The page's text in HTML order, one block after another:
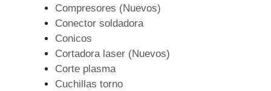
Compresores (Nuevos)
Conector soldadora
Conicos
Cortadora laser (Nuevos)
Corte plasma
Cuchillas torno